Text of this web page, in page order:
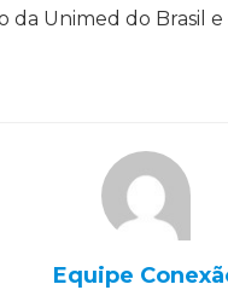
da Unimed do Brasil
Equipe